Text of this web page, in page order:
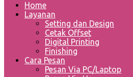
Home
Layanan
Setting dan Design
Cetak Offset
Digital Printing
Finishing
Cara Pesan
Pesan Via PC/Laptop